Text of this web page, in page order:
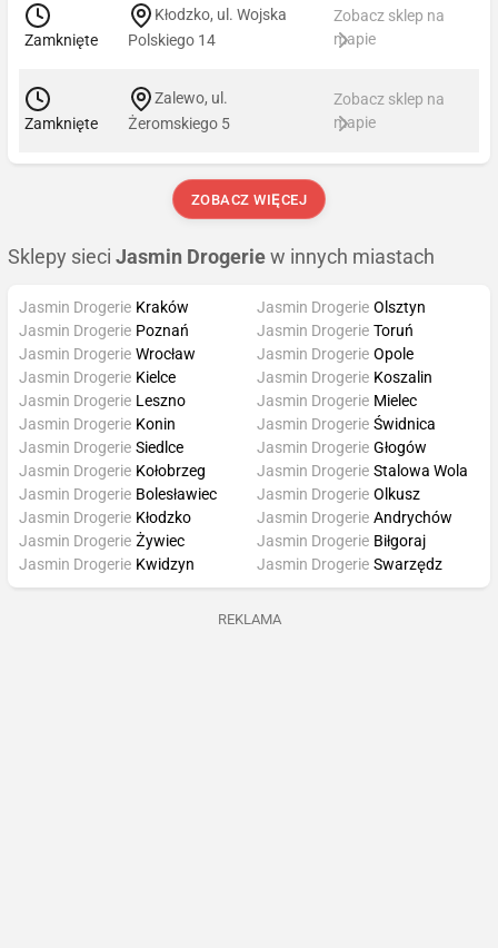
Zamknięte
Kłodzko, ul. Wojska
Polskiego 14
Zobacz sklep na
mapie
Zamknięte
Zalewo, ul.
Żeromskiego 5
Zobacz sklep na
mapie
ZOBACZ WIĘCEJ
Sklepy sieci Jasmin Drogerie w innych miastach
Jasmin Drogerie Kraków
Jasmin Drogerie Poznań
Jasmin Drogerie Wrocław
Jasmin Drogerie Kielce
Jasmin Drogerie Olsztyn
Jasmin Drogerie Toruń
Jasmin Drogerie Opole
Jasmin Drogerie Koszalin
Jasmin Drogerie Leszno
Jasmin Drogerie Konin
Jasmin Drogerie Siedlce
Jasmin Drogerie Kołobrzeg
Jasmin Drogerie Mielec
Jasmin Drogerie Świdnica
Jasmin Drogerie Głogów
Jasmin Drogerie Stalowa Wola
Jasmin Drogerie Bolesławiec
Jasmin Drogerie Kłodzko
Jasmin Drogerie Żywiec
Jasmin Drogerie Kwidzyn
Jasmin Drogerie Olkusz
Jasmin Drogerie Andrychów
Jasmin Drogerie Biłgoraj
Jasmin Drogerie Swarzędz
REKLAMA